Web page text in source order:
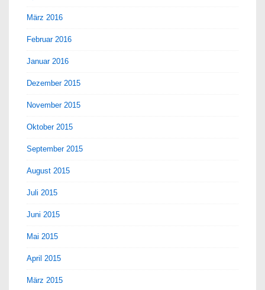
März 2016
Februar 2016
Januar 2016
Dezember 2015
November 2015
Oktober 2015
September 2015
August 2015
Juli 2015
Juni 2015
Mai 2015
April 2015
März 2015